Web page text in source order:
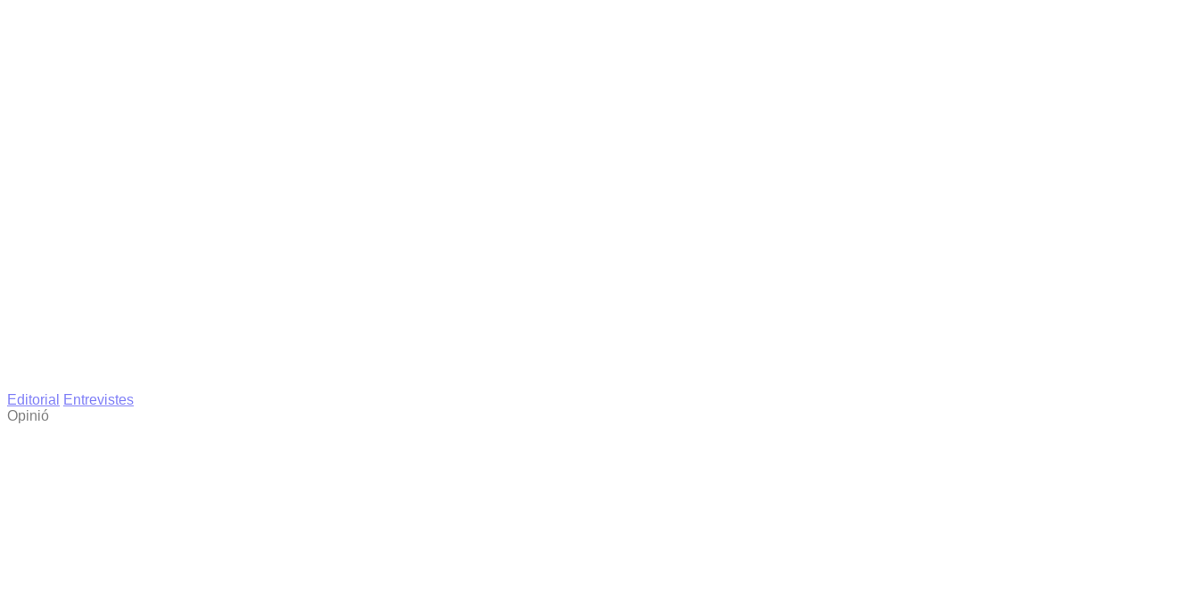
Editorial
Entrevistes
Opinió